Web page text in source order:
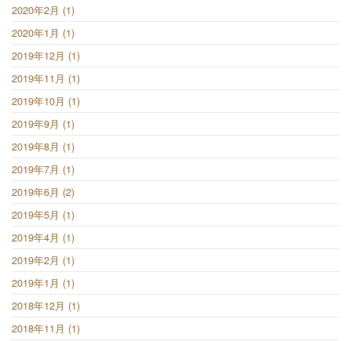
2020年2月 (1)
2020年1月 (1)
2019年12月 (1)
2019年11月 (1)
2019年10月 (1)
2019年9月 (1)
2019年8月 (1)
2019年7月 (1)
2019年6月 (2)
2019年5月 (1)
2019年4月 (1)
2019年2月 (1)
2019年1月 (1)
2018年12月 (1)
2018年11月 (1)